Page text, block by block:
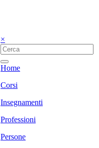
×
Home
Corsi
Insegnamenti
Professioni
Persone